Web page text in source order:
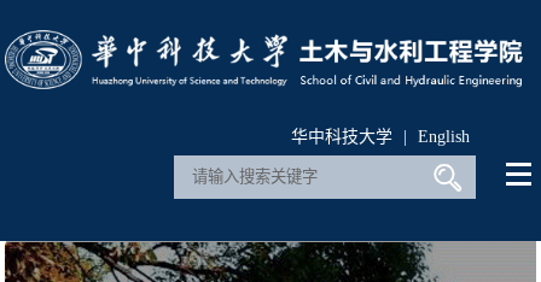
华中科技大学 | English